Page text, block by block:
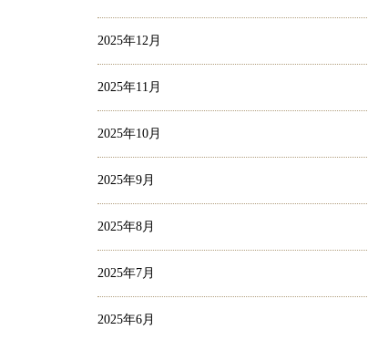
2025年12月
2025年11月
2025年10月
2025年9月
2025年8月
2025年7月
2025年6月